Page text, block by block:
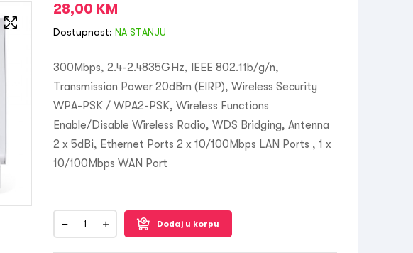
28,00 KM
Dostupnost: NA STANJU
300Mbps, 2.4-2.4835GHz, IEEE 802.11b/g/n,
Transmission Power 20dBm (EIRP), Wireless Security
WPA-PSK / WPA2-PSK, Wireless Functions
Enable/Disable Wireless Radio, WDS Bridging, Antenna
2 x 5dBi, Ethernet Ports 2 x 10/100Mbps LAN Ports , 1 x
10/100Mbps WAN Port
Dodaj u korpu